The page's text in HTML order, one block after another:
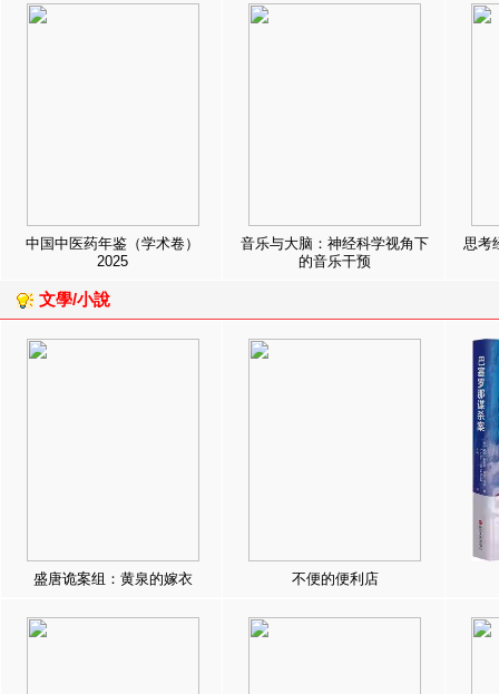
中国中医药年鉴（学术卷）
2025
音乐与大脑：神经科学视角下
的音乐干预
思考
文學/小說
盛唐诡案组：黄泉的嫁衣 不便的便利店